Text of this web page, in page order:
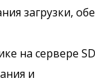
загрузки,
на сервере
и